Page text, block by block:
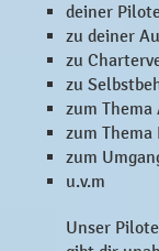
deiner
zu deiner
zu
zu
zum
zum
zum
u.v.m
Unser